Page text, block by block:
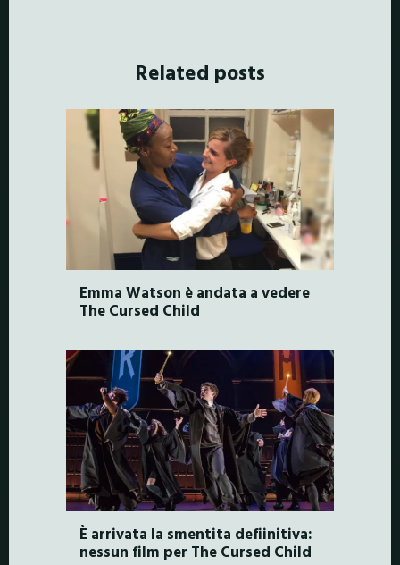
Related posts
Emma Watson è andata a vedere
The Cursed Child
È arrivata la smentita defiinitiva:
nessun film per The Cursed Child